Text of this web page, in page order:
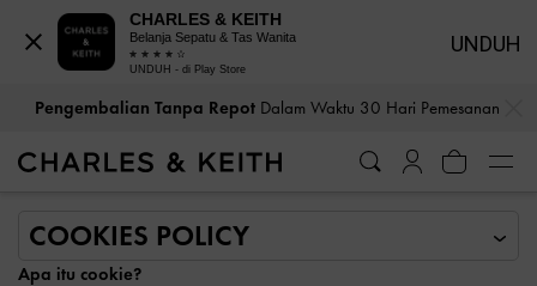
Pengembalian Tanpa RepotDalam Waktu 30 Hari Pemesanan
Apa itu cookie?
CHARLES & KEITH
Belanja Sepatu & Tas Wanita
UNDUH - di Play Store
UNDUH